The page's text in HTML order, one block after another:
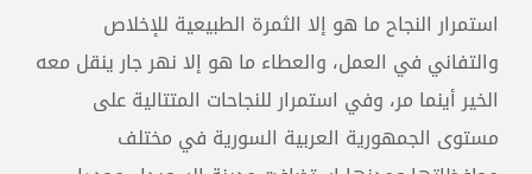
استمرار النجاح ما هو إلا الثمرة الطبيعية للإخلاص
والتفاني في العمل، والعطاء ما هو إلا نهر جار ينقل معه
الخير أينما مر، وفي استمرار للنجاحات المتتالية على
مستوى الجمهورية العربية السورية في مختلف